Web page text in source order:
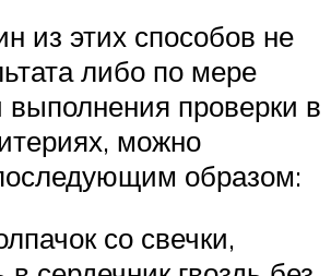
из этих способов не
либо по мере
выполнения проверки в
можно
образом:
со свечки,